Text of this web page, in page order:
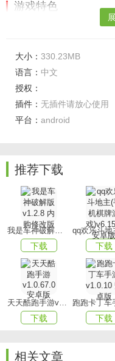
游戏特色
还可以邂逅并招募到各
【灵活应变】
征战的过程中，您需要
根据情况做出最优决策
呈现了多种经典玩法的
游戏亮点
【冷静判断】
军团战争中，您需要冷
次战争都能按照您的意
【技术考验】
在三国征途中，您需要
更轻松地实现发展壮大。
大小： 330.23MB
语言： 中文
授权：
插件： 无插件请放心使用
平台： android
推荐下载
我是车神破解版v1.2.8 内购修改版
下载 下载
天天酷跑手游v1.0.67.0安卓版
下载 下载
相关文章